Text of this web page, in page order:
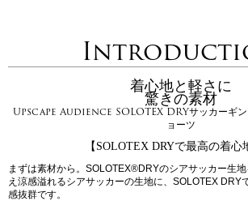
着心地と軽さに
驚きの素材
Upscape Audience SOLOTEX DRYサッカーギン
ョーツ
【SOLOTEX DRYで最高の着心
まずは素材から。SOLOTEX®DRYのシアサッカー生
え涼感溢れるシアサッカーの生地に、SOLOTEX DRY
感抜群です。